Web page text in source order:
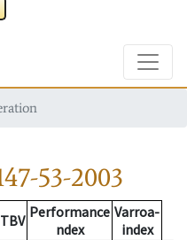
53-2003
TBV Performance
ndex
Varroa-
index